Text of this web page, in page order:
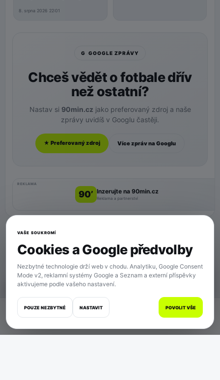
8. srpna 2026 22:01
G GOOGLE ZPRÁVY
Chceš vědět o fotbale dřív
než ostatní?
Nastav si 90min.cz jako preferovaný zdroj a naše
zprávy uvidíš v Googlu častěji.
★ Preferovaný zdroj Více zpráv na Googlu
REKLAMA
90’ Inzerujte na 90min.cz
Reklama a partnerství
SOUKROMÍ
VAŠE SOUKROMÍ
Cookies a Google předvolby
Nezbytné technologie drží web v chodu. Analytiku, Google Consent
Mode v2, reklamní systémy Google a Seznam a externí příspěvky
aktivujeme podle vašeho nastavení.
POUZE NEZBYTNÉ NASTAVIT POVOLIT VŠE